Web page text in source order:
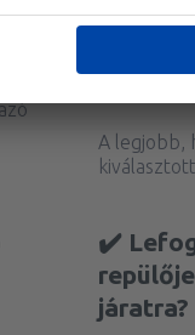
✔️
A legjobb,
✔️
járatra?